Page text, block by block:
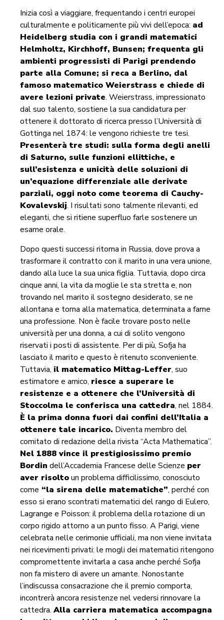
Inizia così a viaggiare, frequentando i centri europei
culturalmente e politicamente più vivi dell’epoca: ad
Heidelberg studia con i grandi matematici
Helmholtz, Kirchhoff, Bunsen; frequenta gli
ambienti progressisti di Parigi prendendo
parte alla Comune; si reca a Berlino, dal
famoso matematico Weierstrass e chiede di
avere lezioni private. Weierstrass, impressionato
dal suo talento, sostiene la sua candidatura per
ottenere il dottorato di ricerca presso l’Università di
Gottinga nel 1874: le vengono richieste tre tesi.
Presenterà tre studi: sulla forma degli anelli
di Saturno, sulle funzioni ellittiche, e
sull’esistenza e unicità delle soluzioni di
un’equazione differenziale alle derivate
parziali, oggi noto come teorema di Cauchy-
Kovalevskij. I risultati sono talmente rilevanti, ed
eleganti, che si ritiene superfluo farle sostenere un
esame orale.
Dopo questi successi ritorna in Russia, dove prova a
trasformare il contratto con il marito in una vera unione,
dando alla luce la sua unica figlia. Tuttavia, dopo circa
cinque anni, la vita da moglie le sta stretta e, non
trovando nel marito il sostegno desiderato, se ne
allontana e torna alla matematica, determinata a farne
una professione. Non è facile trovare posto nelle
università per una donna, a cui di solito vengono
riservati i posti di assistente. Per di più, Sofja ha
lasciato il marito e questo è ritenuto sconveniente.
Tuttavia, il matematico Mittag-Leffer, suo
estimatore e amico, riesce a superare le
resistenze e a ottenere che l’Università di
Stoccolma le conferisca una cattedra, nel 1884.
È la prima donna fuori dai confini dell’Italia a
ottenere tale incarico. Diventa membro del
comitato di redazione della rivista “Acta Mathematica”.
Nel 1888 vince il prestigiosissimo premio
Bordin dell’Accademia Francese delle Scienze per
aver risoltoun problema difficilissimo, conosciuto
come “la sirena delle matematiche”, perché con
esso si erano scontrati matematici del rango di Eulero,
Lagrange e Poisson: il problema della rotazione di un
corpo rigido attorno a un punto fisso. A Parigi, viene
celebrata nelle cerimonie ufficiali, ma non viene invitata
nei ricevimenti privati: le mogli dei matematici ritengono
compromettente invitarla a casa anche perché Sofja
non fa mistero di avere un amante. Nonostante
l’indiscussa consacrazione che il premio comporta,
incontrerà ancora resistenze nel vedersi rinnovare la
cattedra.Alla carriera matematica accompagna